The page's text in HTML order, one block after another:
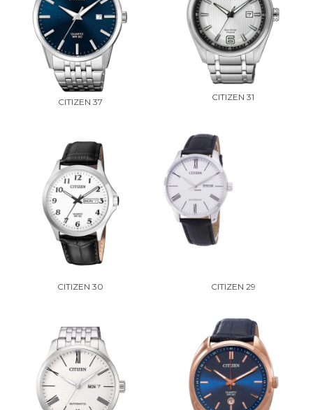
CITIZEN 37 CITIZEN 31
CITIZEN 30 CITIZEN 29